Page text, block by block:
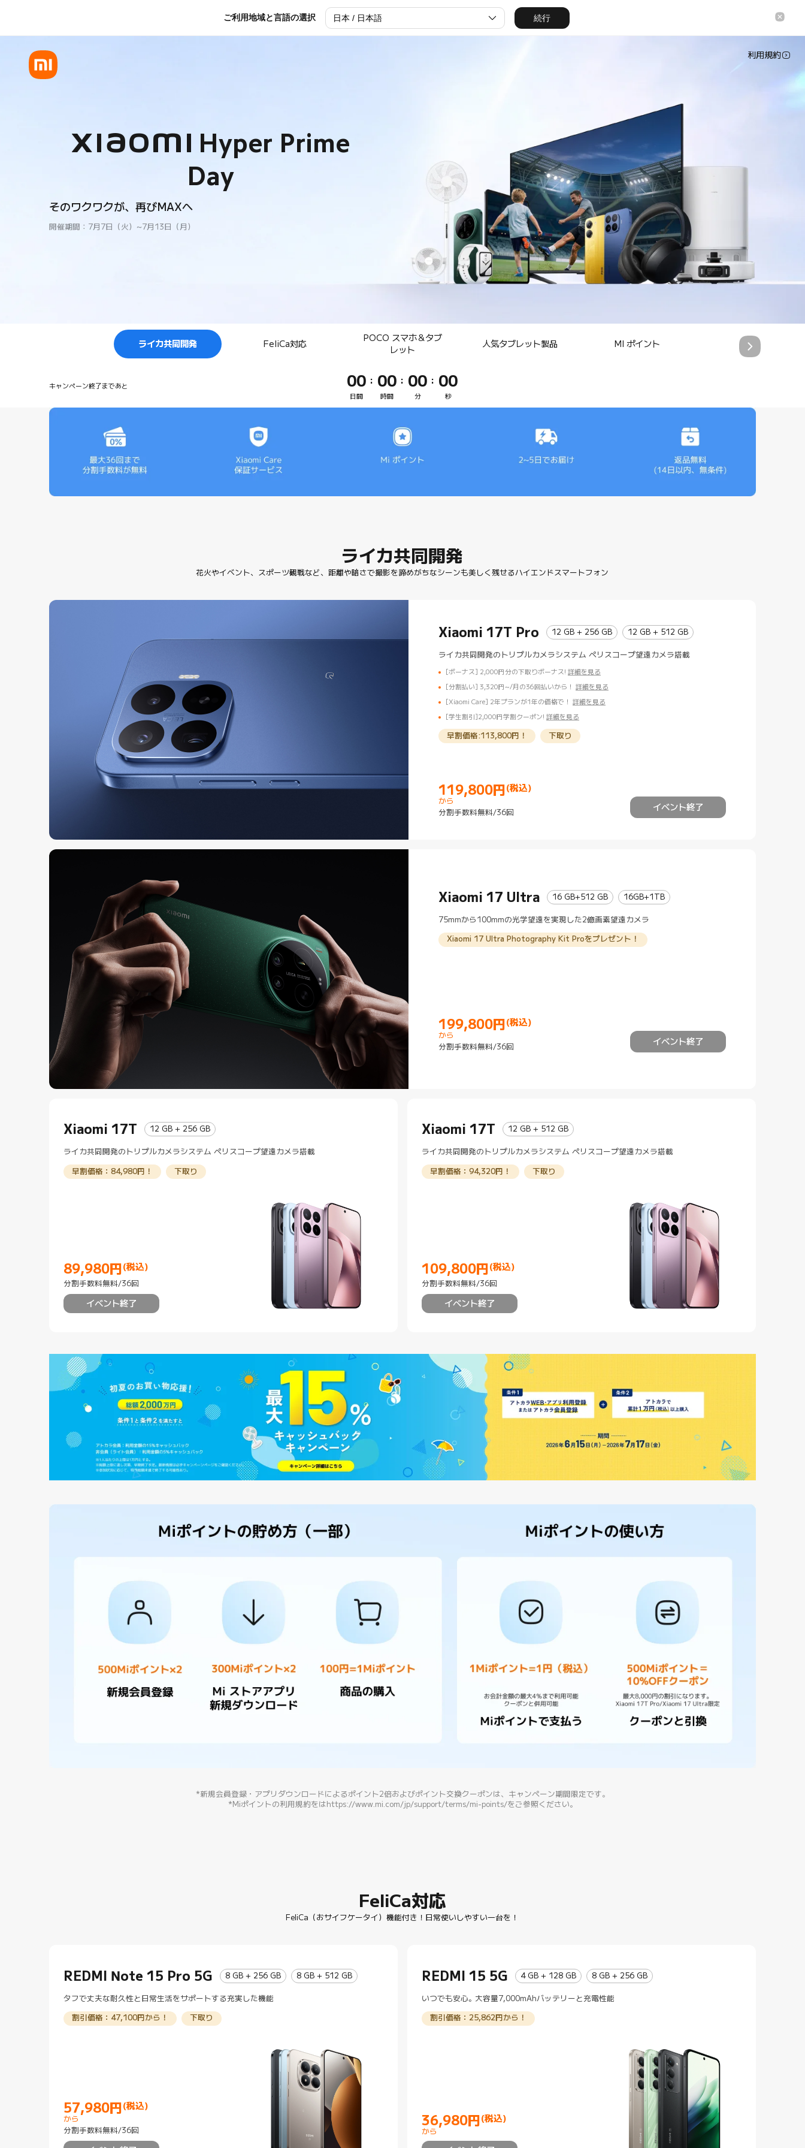
ご利用地域と言語の選択 日本 / 日本語 続行
利用規約
Xiaomi Hyper Prime
Day
そのワクワクが、再びMAXへ
開催期間：7月7日（火）~7月13日（月）
ライカ共同開発 FeliCa対応
POCO スマホ＆タブ
レット
人気タブレット製品 MI ポイント
テレビ・ホームシアタ
ー
キャンペーン終了まであと 00
日間
: 00
時間
: 00
分
: 00
秒
ライカ共同開発
花火やイベント、スポーツ観戦など、距離や暗さで撮影を諦めがちなシーンも美しく残せるハイエンドスマートフォン
Xiaomi 17T Pro 12 GB + 256 GB 12 GB + 512 GB
ライカ共同開発のトリプルカメラシステム ペリスコープ望遠カメラ搭載
[ボーナス] 2,000円分の下取りボーナス! 詳細を見る
[分割払い] 3,320円~/月の36回払いから！ 詳細を見る
[Xiaomi Care] 2年プランが1年の価格で！ 詳細を見る
[学生割引]2,000円学割クーポン! 詳細を見る
早割価格:113,800円！ 下取り
119,800円 (税込)
Current Price 円119800
から
分割手数料無料/36回
イベント終了
Xiaomi 17 Ultra 16 GB+512 GB 16GB+1TB
75mmから100mmの光学望遠を実現した2億画素望遠カメラ
Xiaomi 17 Ultra Photography Kit Proをプレゼント！
199,800円 (税込)
Current Price 円199800
から
分割手数料無料/36回
イベント終了
Xiaomi 17T 12 GB + 256 GB
ライカ共同開発のトリプルカメラシステム ペリスコープ望遠カメラ搭載
早割価格：84,980円！ 下取り
89,980円 (税込)
Current Price 円89980
分割手数料無料/36回
イベント終了
Xiaomi 17T 12 GB + 512 GB
ライカ共同開発のトリプルカメラシステム ペリスコープ望遠カメラ搭載
早割価格：94,320円！ 下取り
109,800円 (税込)
Current Price 円109800
分割手数料無料/36回
イベント終了
*新規会員登録・アプリダウンロードによるポイント2倍およびポイント交換クーポンは、キャンペーン期間限定です。
*Miポイントの利用規約をはhttps://www.mi.com/jp/support/terms/mi-points/をご参照ください。
FeliCa対応
FeliCa（おサイフケータイ）機能付き！日常使いしやすい一台を！
REDMI Note 15 Pro 5G 8 GB + 256 GB 8 GB + 512 GB
タフで丈夫な耐久性と日常生活をサポートする充実した機能
割引価格：47,100円から！ 下取り
57,980円 (税込)
Current Price 円57980
から
分割手数料無料/36回
REDMI 15 5G 4 GB + 128 GB 8 GB + 256 GB
いつでも安心。大容量7,000mAhバッテリーと充電性能
割引価格：25,862円から！
36,980円 (税込)
Current Price 円36980
から